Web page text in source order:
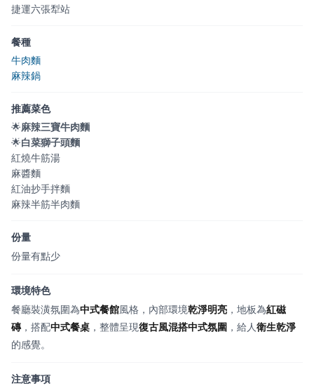
捷運六張犁站
餐種
牛肉麵
麻辣鍋
推薦菜色
🌟麻辣三寶牛肉麵
🌟白菜獅子頭麵
紅燒牛筋湯
麻醬麵
紅油抄手拌麵
麻辣半筋半肉麵
份量
份量有點少
環境特色
餐廳裝潢氛圍為中式餐館風格，內部環境乾淨明亮 ，地板為紅磁
磚，搭配中式餐桌 ，整體呈現復古風混搭中式氛圍 ，給人衛生乾淨
的感覺。
注意事項